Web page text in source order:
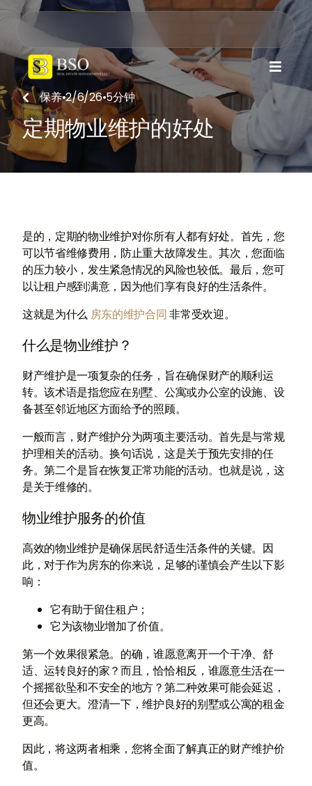

保养•2/6/26•5分钟
定期物业维护的好处
是的，定期的物业维护对你所有人都有好处。首先，您
可以节省维修费用，防止重大故障发生。其次，您面临
的压力较小，发生紧急情况的风险也较低。最后，您可
以让租户感到满意，因为他们享有良好的生活条件。
这就是为什么 房东的维护合同非常受欢迎。
什么是物业维护？
财产维护是一项复杂的任务，旨在确保财产的顺利运
转。该术语是指您应在别墅、公寓或办公室的设施、设
备甚至邻近地区方面给予的照顾。
一般而言，财产维护分为两项主要活动。首先是与常规
护理相关的活动。换句话说，这是关于预先安排的任
务。第二个是旨在恢复正常功能的活动。也就是说，这
是关于维修的。
物业维护服务的价值
高效的物业维护是确保居民舒适生活条件的关键。因
此，对于作为房东的你来说，足够的谨慎会产生以下影
响：
它有助于留住租户；
它为该物业增加了价值。
第一个效果很紧急。的确，谁愿意离开一个干净、舒
适、运转良好的家？而且，恰恰相反，谁愿意生活在一
个摇摇欲坠和不安全的地方？第二种效果可能会延迟，
但还会更大。澄清一下，维护良好的别墅或公寓的租金
更高。
因此，将这两者相乘，您将全面了解真正的财产维护价
值。